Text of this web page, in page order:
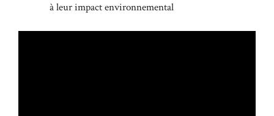
à leur impact environnemental